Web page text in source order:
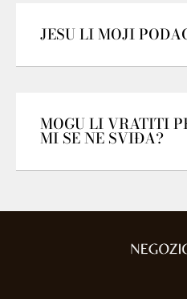
JESU LI MOJI
MOGU LI VRATITI
MI SE NE SVIĐA?